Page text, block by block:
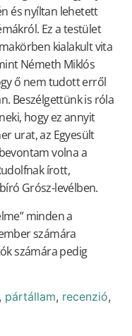
és nyíltan lehetett
Ez a testület
kialakult vita
Németh Miklós
ő nem tudott erről
Beszélgettünk is róla
hogy ez annyit
urat, az Egyesült
volna a
írott,
Grósz-levélben.
minden a
számára
számára pedig
, pártállam, recenzió,